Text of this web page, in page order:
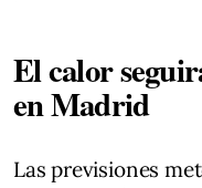
El calor
en Madrid
Las previsiones